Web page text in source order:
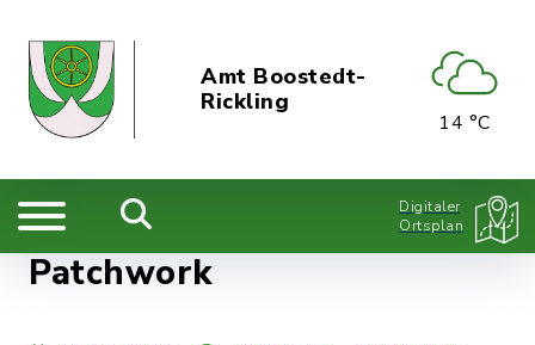
Amt Boostedt-
Rickling
14 °C
Digitaler
Ortsplan
Patchwork